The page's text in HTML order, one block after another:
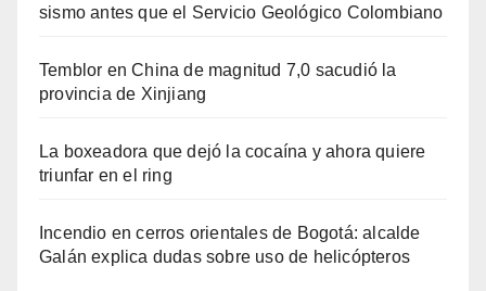
sismo antes que el Servicio Geológico Colombiano
Temblor en China de magnitud 7,0 sacudió la
provincia de Xinjiang
La boxeadora que dejó la cocaína y ahora quiere
triunfar en el ring​
Incendio en cerros orientales de Bogotá: alcalde
Galán explica dudas sobre uso de helicópteros